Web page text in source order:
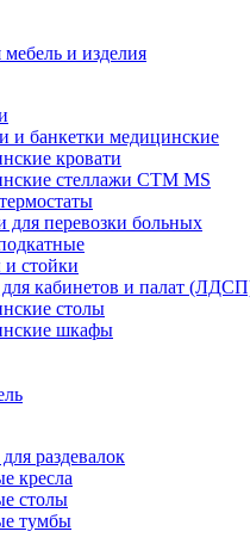
и изделия
и банкетки медицинские
кровати
стеллажи CTM MS
для перевозки больных
стойки
кабинетов и палат
столы
шкафы
раздевалок
кресла
столы
тумбы